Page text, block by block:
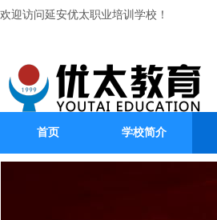
欢迎访问延安优太职业培训学校！
首页 学校简介